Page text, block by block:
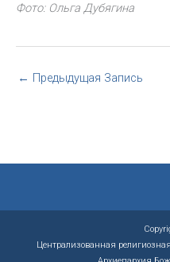
Фото: Ольга Дубягина
← Предыдущая Запись
Централизованная